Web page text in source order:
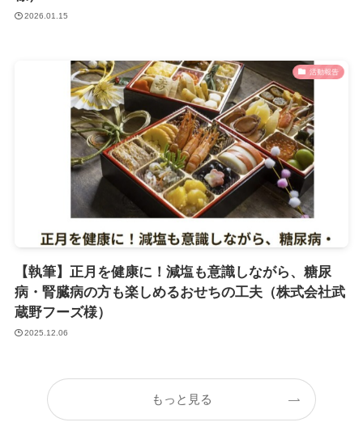
2026.01.15
活動報告
【執筆】正月を健康に！減塩も意識しながら、糖尿
病・腎臓病の方も楽しめるおせちの工夫（株式会社武
蔵野フーズ様）
2025.12.06
もっと見る